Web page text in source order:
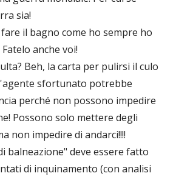
sia!
il bagno come ho sempre ho
anche voi!
Beh, la carta per pulirsi il culo
sfortunato potrebbe
perché non possono impedire
Possono solo mettere degli
non impedire di andarci!!!!
balneazione" deve essere fatto
di inquinamento (con analisi